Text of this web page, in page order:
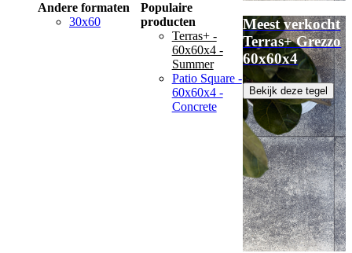
Andere formaten
30x60
Populaire
producten
Terras+ -
60x60x4 -
Summer
Patio Square -
60x60x4 -
Concrete
Meest verkocht
Terras+ Grezzo
60x60x4
Bekijk deze tegel